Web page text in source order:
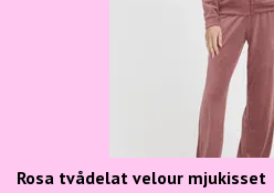
Rosa tvådelat velour mjukisset